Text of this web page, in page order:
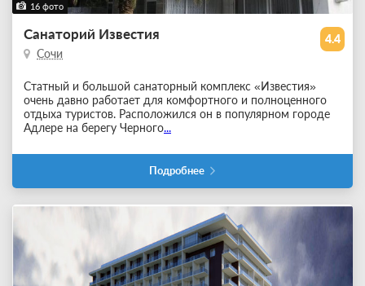
16 фото
4.4
Санаторий Известия
Сочи
Статный и большой санаторный комплекс «Известия»
очень давно работает для комфортного и полноценного
отдыха туристов. Расположился он в популярном городе
Адлере на берегу Черного...
Подробнее